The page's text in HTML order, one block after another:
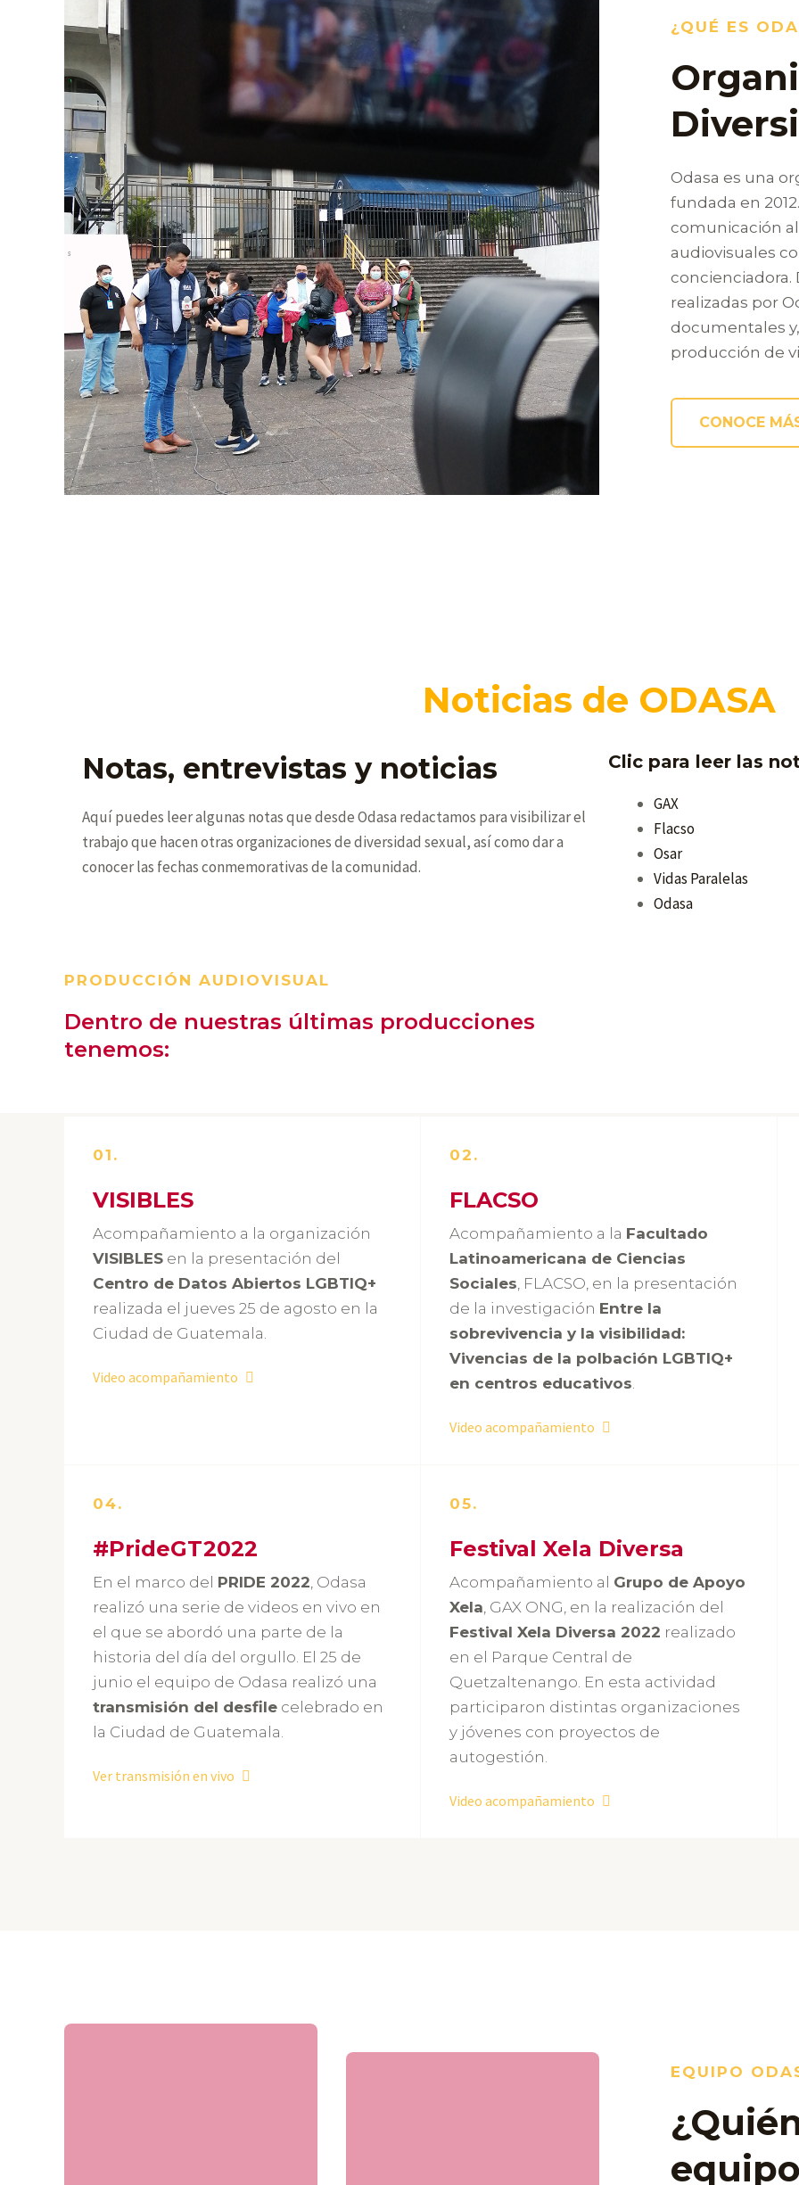
¿QUÉ ES
Odasa es una
fundada en
comunicación
audiovisuales
concienciadora.
realizadas por
documentales
producción de
CONOCE
Noticias de ODASA
Notas, entrevistas y noticias
Aquí puedes leer algunas notas que desde Odasa redactamos para visibilizar el
trabajo que hacen otras organizaciones de diversidad sexual, así como dar a
conocer las fechas conmemorativas de la comunidad.
Clic para leer las
GAX
Flacso
Osar
Vidas Paralelas
Odasa
PRODUCCIÓN AUDIOVISUAL
Dentro de nuestras últimas producciones
tenemos:
01.
VISIBLES
Acompañamiento a la organización
VISIBLES en la presentación del
Centro de Datos Abiertos LGBTIQ+
realizada el jueves 25 de agosto en la
Ciudad de Guatemala.
Video acompañamiento
02.
FLACSO
Acompañamiento a la Facultado
Latinoamericana de Ciencias
Sociales , FLACSO, en la presentación
de la investigación Entre la
sobrevivencia y la visibilidad:
Vivencias de la polbación LGBTIQ+
en centros educativos
Video acompañamiento
04.
#PrideGT2022
En el marco del PRIDE 2022 , Odasa
realizó una serie de videos en vivo en
el que se abordó una parte de la
historia del día del orgullo. El 25 de
junio el equipo de Odasa realizó una
transmisión del desfile celebrado en
la Ciudad de Guatemala.
Ver transmisión en vivo
05.
Festival Xela Diversa
Acompañamiento al Grupo de Apoyo
Xela , GAX ONG, en la realización del
Festival Xela Diversa 2022 realizado
en el Parque Central de
Quetzaltenango. En esta actividad
participaron distintas organizaciones
y jóvenes con proyectos de
autogestión.
Video acompañamiento
EQUIPO